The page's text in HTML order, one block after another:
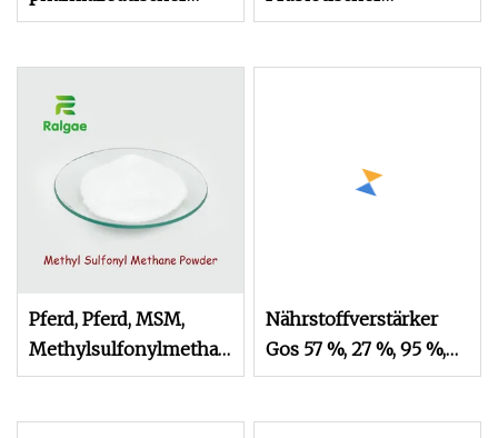
Inhaltsstoff in
Glutathion-Gehalt
Zuckerersatz,
Pferd, Pferd, MSM,
Methylsulfonylmethan,
Dimethylsulfon,
Nährstoffverstärker
Gos 57 %, 27 %, 95 %,
70 %, Babymilchzutat